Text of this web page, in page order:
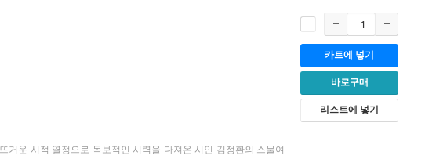
운 시적 열정으로 독보적인 시력을 다져온 시인 김정환의 스물여
카트에 넣기
바로구매
리스트에 넣기